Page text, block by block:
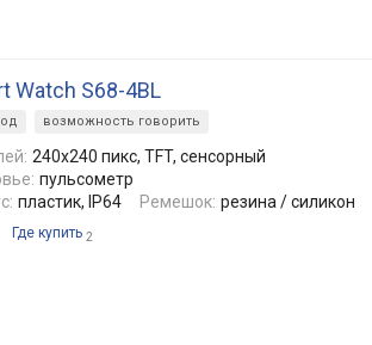
Watch S68-4BL
возможность говорить
240x240 пикс, TFT, сенсорный
пульсометр
пластик, IP64 Ремешок: резина / силикон
Где купить 2